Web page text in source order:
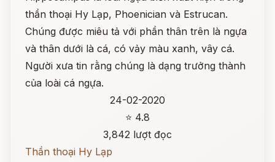
thần thoại Hy Lạp, Phoenician và Estrucan.
Chúng được miêu tả với phần thân trên là ngựa
và thân dưới là cá, có vảy màu xanh, vây cá.
Người xưa tin rằng chúng là dạng trưởng thành
của loài cá ngựa.
24-02-2020
⭐ 4.8
3,842 lượt đọc
Thần thoại Hy Lạp